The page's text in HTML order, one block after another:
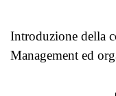
Introduzione della
Management ed